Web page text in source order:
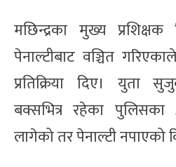
मछिन्द्रका मुख्य
पेनाल्टीबाट वञ्चित
प्रतिक्रिया दिए। युता
बक्सभित्र रहेका पुलिसका
लागेको तर पेनाल्टी नपाएको